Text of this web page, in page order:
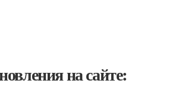
на сайте: